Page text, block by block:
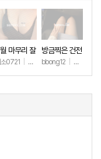
+90
마무리 잘
세요🫶
소0721 07.31+266
방금찍은 건전
한 일상샷
bbong12 07.28